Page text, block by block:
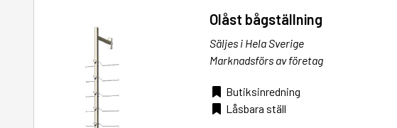
Olåst bågställning
Säljes i Hela Sverige
Marknadsförs av företag
Butiksinredning
Låsbara ställ